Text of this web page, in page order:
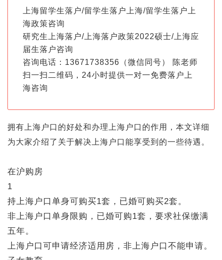
上海留学生落户/留学生落户上海/留学生落户上
海政策咨询
研究生上海落户/上海落户政策2022硕士/上海应
届生落户咨询
咨询电话：13671738356（微信同号） 陈老师
扫一扫二维码，24小时提供一对一免费落户上
海咨询
拥有上海户口的好处和办理上海户口的作用，本文详细
为大家介绍了关于解决上海户口能享受到的一些待遇。
在沪购房
1
持上海户口单身可购买1套，已婚可购买2套。
非上海户口单身限购，已婚可购1套，要求社保缴满
五年。
上海户口可申请经济适用房，非上海户口不能申请。